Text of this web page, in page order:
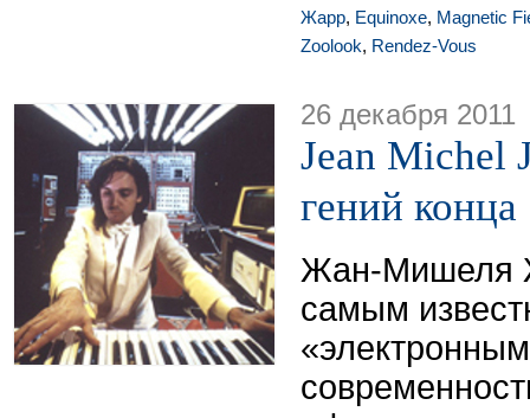
Жарр, Equinoxe, Magnetic
Zoolook, Rendez-Vous
26 декабря 2011
Jean Michel
гений конца
Жан-Мишеля
самым